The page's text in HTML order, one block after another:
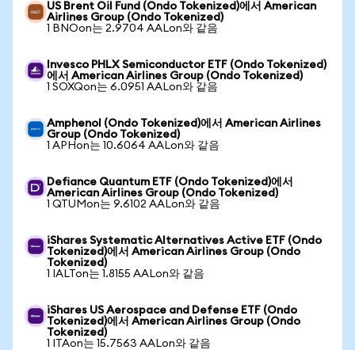
US Brent Oil Fund (Ondo Tokenized)에서 American
Airlines Group (Ondo Tokenized)
1 BNOon는 2.9704 AALon와 같음
Invesco PHLX Semiconductor ETF (Ondo Tokenized)
에서 American Airlines Group (Ondo Tokenized)
1 SOXQon는 6.0951 AALon와 같음
Amphenol (Ondo Tokenized)에서 American Airlines
Group (Ondo Tokenized)
1 APHon는 10.6064 AALon와 같음
Defiance Quantum ETF (Ondo Tokenized)에서
American Airlines Group (Ondo Tokenized)
1 QTUMon는 9.6102 AALon와 같음
iShares Systematic Alternatives Active ETF (Ondo
Tokenized)에서 American Airlines Group (Ondo
Tokenized)
1 IALTon는 1.8155 AALon와 같음
iShares US Aerospace and Defense ETF (Ondo
Tokenized)에서 American Airlines Group (Ondo
Tokenized)
1 ITAon는 15.7563 AALon와 같음